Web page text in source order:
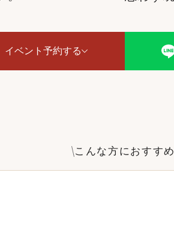
イベント予約する
こんな方におすすめ